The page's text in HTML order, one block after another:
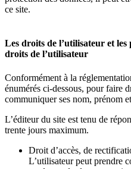
ce site.
Les droits de l’utilisateur et
droits de l’utilisateur
Conformément à la
énumérés ci-dessous, pour faire
communiquer ses nom, prénom
L’éditeur du site est tenu de
trente jours maximum.
Droit d’accès, de
L’utilisateur peut prendre